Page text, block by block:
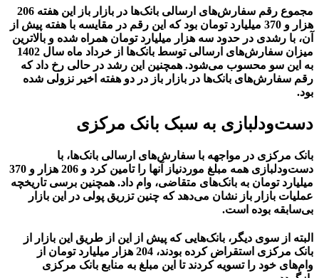
مجموع رقم سفارش‌های ارسالی بانک‌ها در بازار باز این هفته 206
هزار و 370 میلیارد تومان بود که این رقم در مقایسه با هفته پیش از
آن، با رشدی در حدود سه هزار میلیارد تومان همراه شده و بالاترین
میزان سفارش‌های ارسالی توسط بانک‌ها از خرداد ماه سال 1402
به این سو محسوب می‌شود. همچنین این رشد در حالی رخ داد که
رقم سفارش‌های بانک‌ها در بازار باز در دو هفته اخیر نزولی شده
بود.
دست‌ودلبازی به سبک بانک مرکزی
بانک مرکزی در مواجهه با سفارش‌های ارسالی بانک‌ها، با
دست‌ودلبازی همه مبلغ موردنیاز آنها را تامین کرد و 206 هزار و 370
میلیارد تومان به بانک‌های متقاضی، وام داد. همچنین برسی تاریخچه
عملیات بازار باز نشان می‌دهد که چنین تزریق پولی در این بازار
بی‌سابقه بوده است.
البته از سوی دیگر، بانک‌هایی که پیش از این از طریق این بازار از
بانک مرکزی استقراض کرده بودند، 204 هزار میلیارد تومان از
وام‌های خود را تسویه کردند تا این مبلغ به منابع بانک مرکزی